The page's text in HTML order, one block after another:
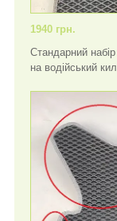
1940 грн.
Стандарний
на водійський